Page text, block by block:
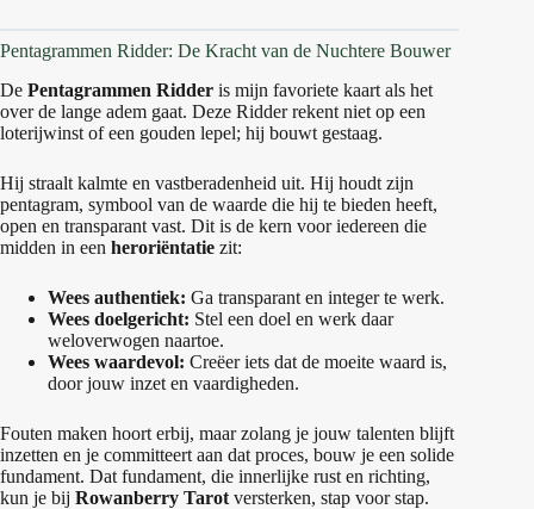
Pentagrammen Ridder: De Kracht van de Nuchtere Bouwer
De Pentagrammen Ridder is mijn favoriete kaart als het
over de lange adem gaat. Deze Ridder rekent niet op een
loterijwinst of een gouden lepel; hij bouwt gestaag.
Hij straalt kalmte en vastberadenheid uit. Hij houdt zijn
pentagram, symbool van de waarde die hij te bieden heeft,
open en transparant vast. Dit is de kern voor iedereen die
midden in een heroriëntatie zit:
Wees authentiek: Ga transparant en integer te werk.
Wees doelgericht: Stel een doel en werk daar
weloverwogen naartoe.
Wees waardevol: Creëer iets dat de moeite waard is,
door jouw inzet en vaardigheden.
Fouten maken hoort erbij, maar zolang je jouw talenten blijft
inzetten en je committeert aan dat proces, bouw je een solide
fundament. Dat fundament, die innerlijke rust en richting,
kun je bij Rowanberry Tarot versterken, stap voor stap.